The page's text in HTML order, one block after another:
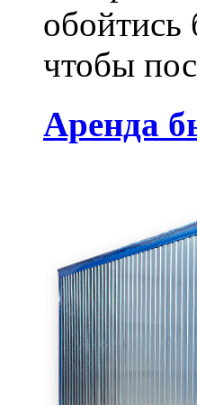
обойтись
чтобы
Аренда